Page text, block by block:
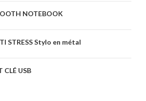
NOTEBOOK
STRESS Stylo en métal
CLÉ USB